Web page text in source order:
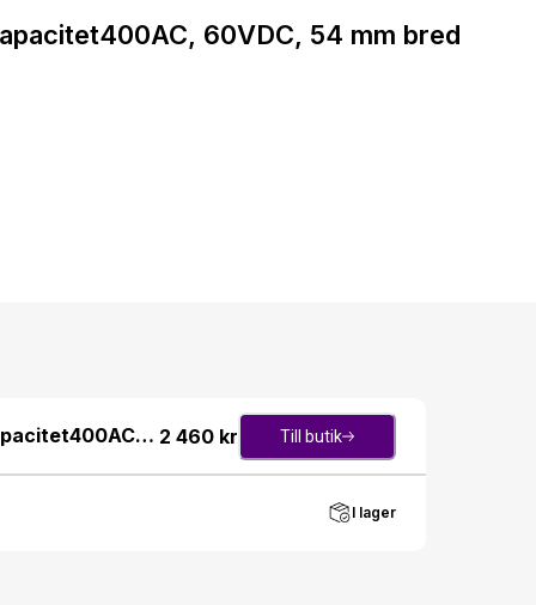
60VDC, 54 mm bred
2 460 kr Till butik
I lager